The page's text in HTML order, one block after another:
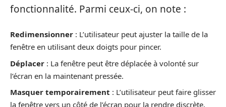
fonctionnalité. Parmi ceux-ci, on note :
Redimensionner : L’utilisateur peut ajuster la taille de la
fenêtre en utilisant deux doigts pour pincer.
Déplacer : La fenêtre peut être déplacée à volonté sur
l’écran en la maintenant pressée.
Masquer temporairement : L’utilisateur peut faire glisser
la fenêtre vers un côté de l’écran pour la rendre discrète.